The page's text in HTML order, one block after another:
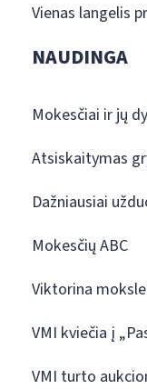
Vienas langelis
NAUDINGA
Mokesčiai ir jų
Atsiskaitymas
Dažniausiai
Mokesčių ABC
Viktorina
VMI kviečia į
VMI turto